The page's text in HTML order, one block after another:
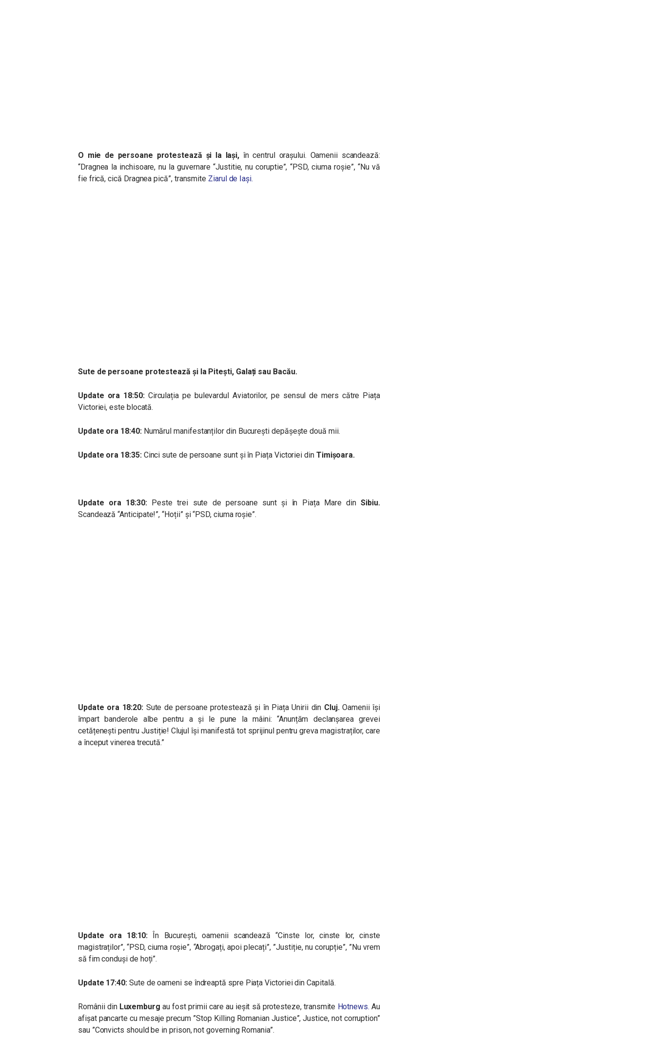
O mie de persoane protestează și la Iași, în centrul orașului. Oamenii scandează:
“Dragnea la inchisoare, nu la guvernare “Justitie, nu coruptie”, “PSD, ciuma roşie”, “Nu vă
fie frică, cică Dragnea pică”, transmite Ziarul de Iași.
Sute de persoane protestează și la Pitești, Galați sau Bacău.
Update ora 18:50:Circulația pe bulevardul Aviatorilor, pe sensul de mers către Piața
Victoriei, este blocată.
Update ora 18:40:Numărul manifestanților din București depășește două mii.
Update ora 18:35:Cinci sute de persoane sunt și în Piața Victoriei din Timișoara.
Update ora 18:30:Peste trei sute de persoane sunt și în Piața Mare dinSibiu.
Scandează “Anticipate!”, “Hoții” și “PSD, ciuma roșie”.
Update ora 18:20: Sute de persoane protestează și în Piața Unirii din Cluj.Oamenii își
împart banderole albe pentru a și le pune la mâini: “Anunțăm declanșarea grevei
cetățenești pentru Justiție!Clujul își manifestă tot sprijinul pentru greva magistraților, care
a început vinerea trecută.”
Update ora 18:10: În București, oamenii scandează “Cinste lor, cinste lor, cinste
magistraților”, “PSD, ciuma roșie”, “Abrogați, apoi plecați”, ”Justiție, nu corupție”, ”Nu vrem
să fim conduși de hoți”.
Update 17:40: Sute de oameni se îndreaptă spre Piața Victoriei din Capitală.
Românii din Luxemburg au fost primii care au ieșit să protesteze, transmite Hotnews. Au
afișat pancarte cu mesaje precum ”Stop Killing Romanian Justice”, Justice, not corruption”
sau ”Convicts should be in prison, not governing Romania”.